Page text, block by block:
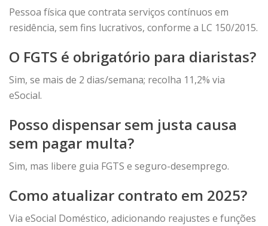
Pessoa física que contrata serviços contínuos em
residência, sem fins lucrativos, conforme a LC 150/2015.
O FGTS é obrigatório para diaristas?
Sim, se mais de 2 dias/semana; recolha 11,2% via
eSocial.
Posso dispensar sem justa causa
sem pagar multa?
Sim, mas libere guia FGTS e seguro-desemprego.
Como atualizar contrato em 2025?
Via eSocial Doméstico, adicionando reajustes e funções